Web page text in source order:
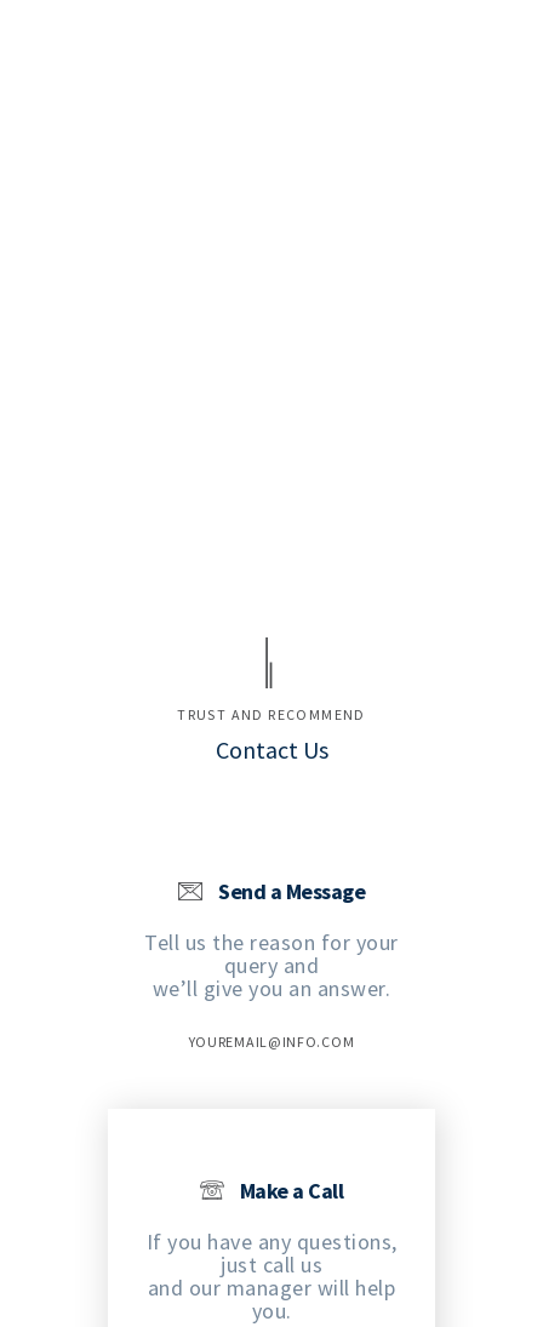
TRUST AND RECOMMEND
Contact Us
Send a Message
Tell us the reason for your
query and
we’ll give you an answer.
YOUREMAIL@INFO.COM
Make a Call
If you have any questions,
just call us
and our manager will help
you.